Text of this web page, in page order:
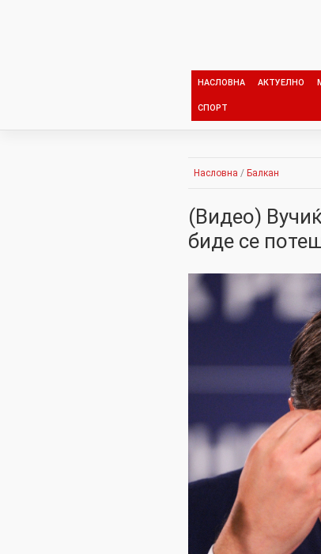
НАСЛОВНА АКТУЕЛНО
СПОРТ
Насловна / Балкан
(Видео)
биде се